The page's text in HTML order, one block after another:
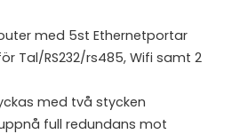
med 5st Ethernetportar
för Tal/RS232/rs485, Wifi samt 2
med två stycken
full redundans mot